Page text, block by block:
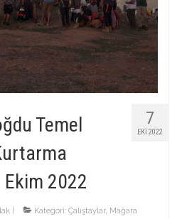
7
EKI 2022
Temel
Ekim 2022
Kategori: Çalıştaylar, Mağara